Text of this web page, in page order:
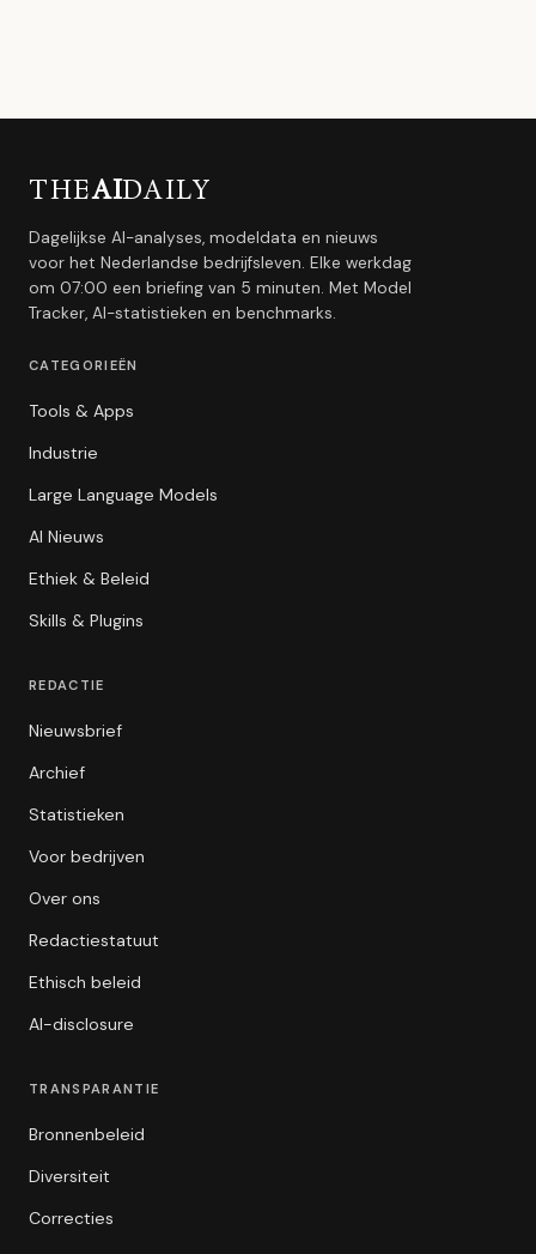
THEAIDAILY
Dagelijkse AI-analyses, modeldata en nieuws
voor het Nederlandse bedrijfsleven. Elke werkdag
om 07:00 een briefing van 5 minuten. Met Model
Tracker, AI-statistieken en benchmarks.
CATEGORIEËN
Tools & Apps
Industrie
Large Language Models
AI Nieuws
Ethiek & Beleid
Skills & Plugins
REDACTIE
Nieuwsbrief
Archief
Statistieken
Voor bedrijven
Over ons
Redactiestatuut
Ethisch beleid
AI-disclosure
TRANSPARANTIE
Bronnenbeleid
Diversiteit
Correcties